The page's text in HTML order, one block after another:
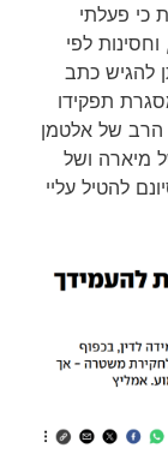
כי פעלתי
לפי
להגיש כתב
תפקידו
הרב של אלטמן
מיארה ושל
להטיל עליי